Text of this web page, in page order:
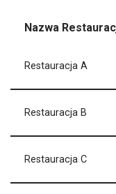
Nazwa
Restauracja A
Restauracja B
Restauracja C